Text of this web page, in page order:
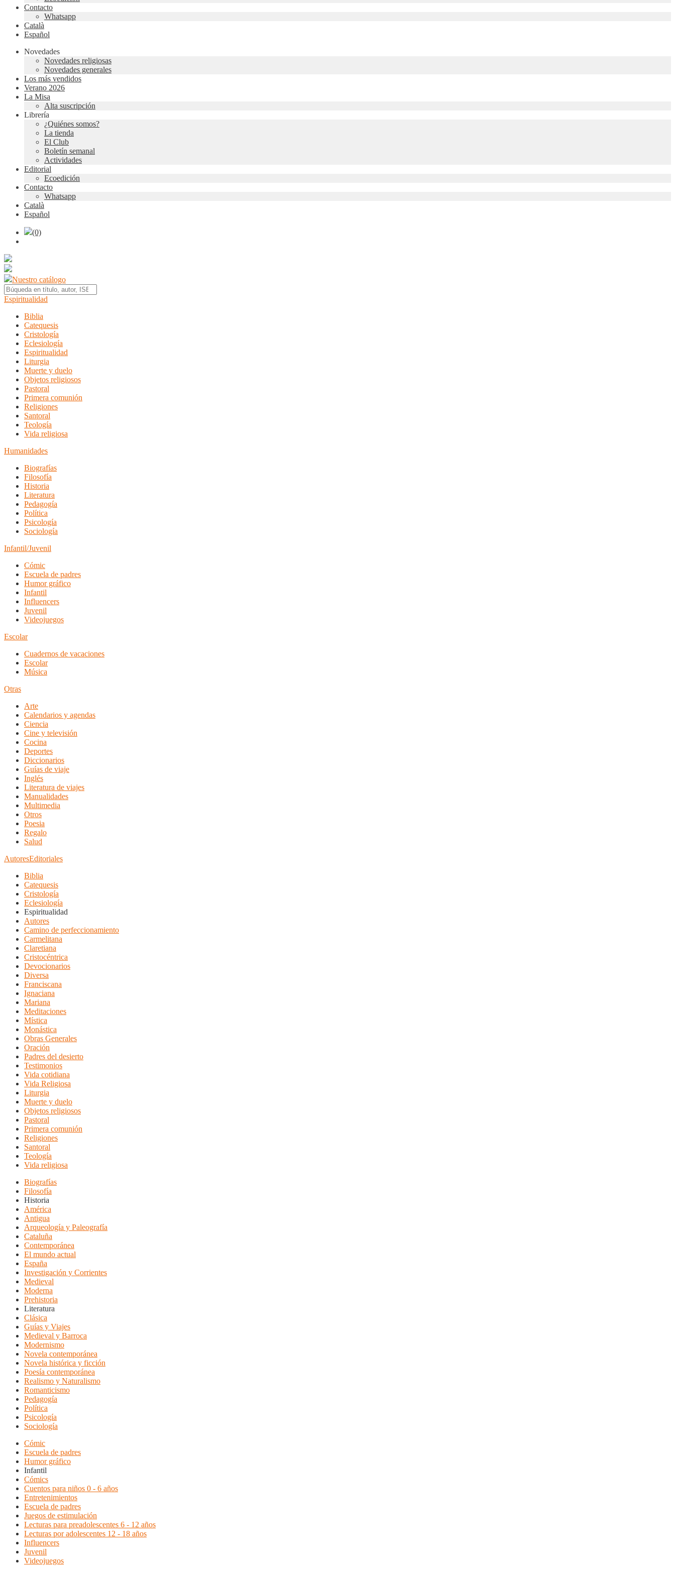
Contacto
Whatsapp
Català
Español
Novedades
Novedades religiosas
Novedades generales
Los más vendidos
Verano 2026
La Misa
Alta suscripción
Librería
¿Quiénes somos?
La tienda
El Club
Boletín semanal
Actividades
Editorial
Ecoedición
Contacto
Whatsapp
Català
Español
(0)
Nuestro catálogo
Espiritualidad
Biblia
Catequesis
Cristología
Eclesiología
Espiritualidad
Liturgia
Muerte y duelo
Objetos religiosos
Pastoral
Primera comunión
Religiones
Santoral
Teología
Vida religiosa
Humanidades
Biografías
Filosofía
Historia
Literatura
Pedagogía
Política
Psicología
Sociología
Infantil/Juvenil
Cómic
Escuela de padres
Humor gráfico
Infantil
Influencers
Juvenil
Videojuegos
Escolar
Cuadernos de vacaciones
Escolar
Música
Otras
Arte
Calendarios y agendas
Ciencia
Cine y televisión
Cocina
Deportes
Diccionarios
Guías de viaje
Inglés
Literatura de viajes
Manualidades
Multimedia
Otros
Poesia
Regalo
Salud
AutoresEditoriales
Biblia
Catequesis
Cristología
Eclesiología
Espiritualidad
Autores
Camino de perfeccionamiento
Carmelitana
Claretiana
Cristocéntrica
Devocionarios
Diversa
Franciscana
Ignaciana
Mariana
Meditaciones
Mística
Monástica
Obras Generales
Oración
Padres del desierto
Testimonios
Vida cotidiana
Vida Religiosa
Liturgia
Muerte y duelo
Objetos religiosos
Pastoral
Primera comunión
Religiones
Santoral
Teología
Vida religiosa
Biografías
Filosofía
Historia
América
Antigua
Arqueología y Paleografía
Cataluña
Contemporánea
El mundo actual
España
Investigación y Corrientes
Medieval
Moderna
Prehistoria
Literatura
Clásica
Guías y Viajes
Medieval y Barroca
Modernismo
Novela contemporánea
Novela histórica y ficción
Poesía contemporánea
Realismo y Naturalismo
Romanticismo
Pedagogía
Política
Psicología
Sociología
Cómic
Escuela de padres
Humor gráfico
Infantil
Cómics
Cuentos para niños 0 - 6 años
Entretenimientos
Escuela de padres
Juegos de estimulación
Lecturas para preadolescentes 6 - 12 años
Lecturas por adolescentes 12 - 18 años
Influencers
Juvenil
Videojuegos